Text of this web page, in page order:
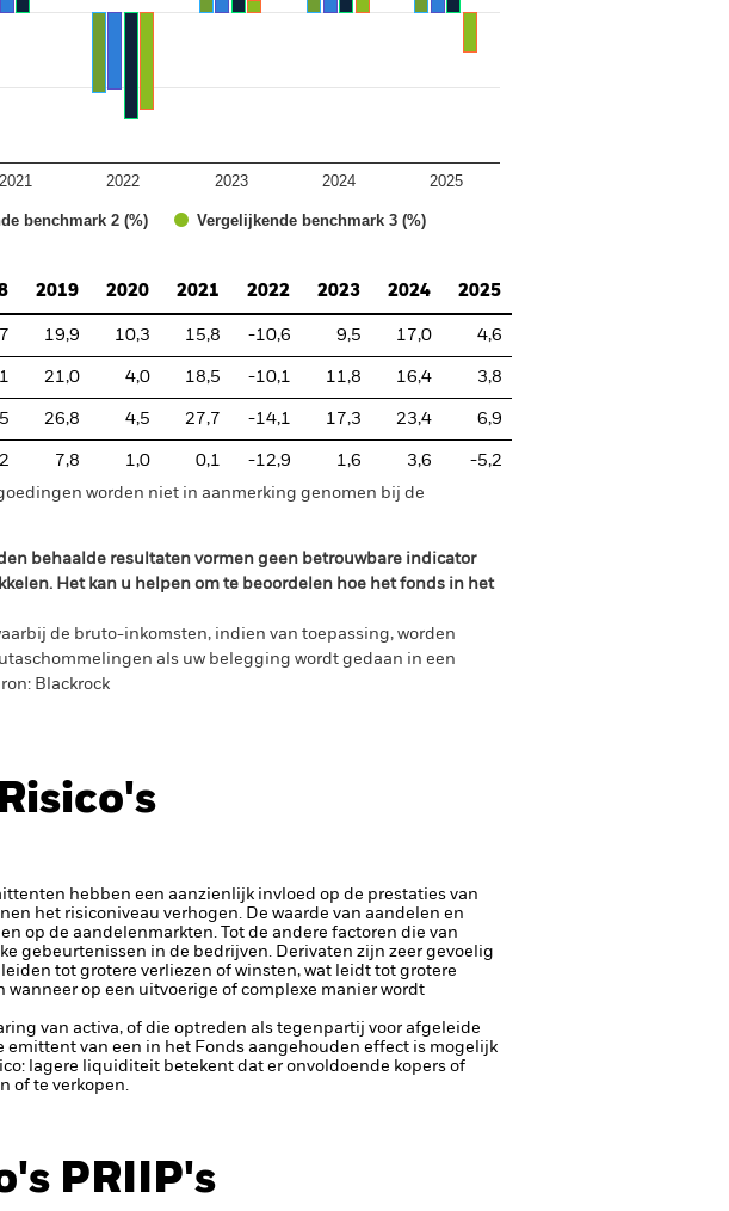
benchmark 2 (%) Vergelijkende benchmark 3 (%)
2021 2022 2023 2024 2025
2019 2020 2021 2022 2023 2024 2025
19,9 10,3 15,8 -10,6 9,5 17,0 4,6
21,0 4,0 18,5 -10,1 11,8 16,4 3,8
26,8 4,5 27,7 -14,1 17,3 23,4 6,9
7,8 1,0 0,1 -12,9 1,6 3,6
-5,2
worden niet in aanmerking genomen bij de
behaalde resultaten vormen geen betrouwbare indicator
Het kan u helpen om te beoordelen hoe het fonds in het
de bruto-inkomsten, indien van toepassing, worden
als uw belegging wordt gedaan in een
Blackrock
hebben een aanzienlijk invloed op de prestaties van
het risiconiveau verhogen. De waarde van aandelen en
op de aandelenmarkten. Tot de andere factoren die van
gebeurtenissen in de bedrijven. Derivaten zijn zeer gevoelig
tot grotere verliezen of winsten, wat leidt tot grotere
op een uitvoerige of complexe manier wordt
van activa, of die optreden als tegenpartij voor afgeleide
emittent van een in het Fonds aangehouden effect is mogelijk
lagere liquiditeit betekent dat er onvoldoende kopers of
of te verkopen.
PRIIP's